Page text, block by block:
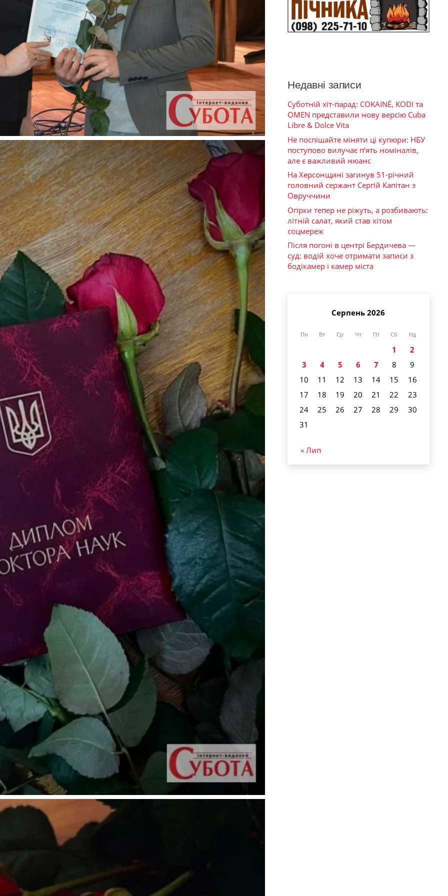
Недавні записи
Суботній хіт-парад: COKAINÉ, KODI та
OMEN представили нову версію Cuba
Libre & Dolce Vita
Не поспішайте міняти ці купюри: НБУ
поступово вилучає п’ять номіналів,
але є важливий нюанс
На Херсонщині загинув 51-річний
головний сержант Сергій Капітан з
Овруччини
Огірки тепер не ріжуть, а розбивають:
літній салат, який став хітом
соцмереж
Після погоні в центрі Бердичева —
суд: водій хоче отримати записи з
бодікамер і камер міста
Серпень 2026
Пн Вт Ср Чт Пт Сб Нд
1
2
3
4 5 6 7 8
9
10
11 12 13 14 15
16
17
18 19 20 21 22
23
24
25 26 27 28 29
30
31
« Лип